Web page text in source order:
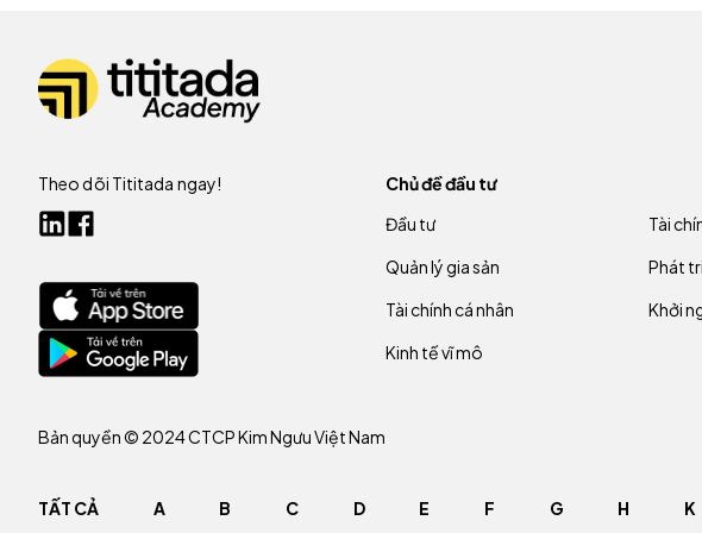
Theo dõi Tititada ngay!
Bản quyền © 2024 CTCP Kim Ngưu Việt Nam
Chủ đề đầu tư
Đầu tư
Quản lý gia sản
Tài chính cá nhân
Kinh tế vĩ mô
Tài
Phát
Khởi
TẤT CẢ A B C D E F G H K